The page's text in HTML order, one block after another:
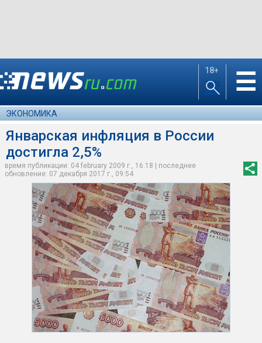
18+ ☰
ЭКОНОМИКА
Январская инфляция в России
достигла 2,5%
время публикации: 04 february 2009 г., 16:18 | последнее
обновление: 07 декабря 2017 г., 09:54